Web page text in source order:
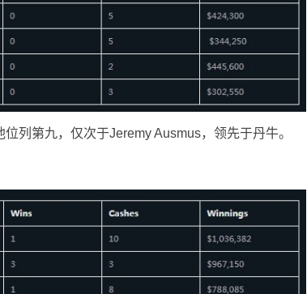
列第九，仅次于Jeremy Ausmus，领先于丹牛。